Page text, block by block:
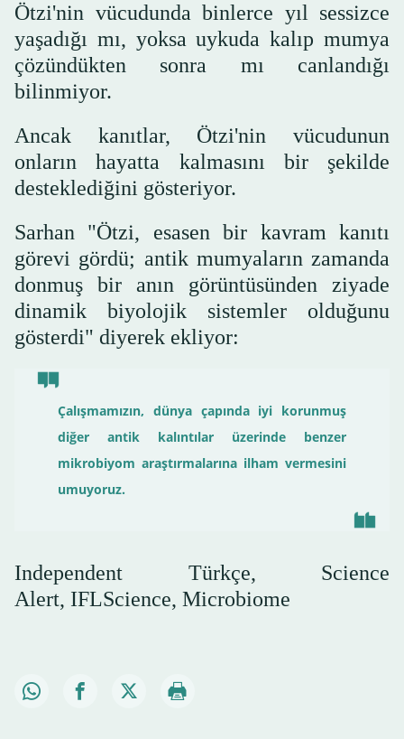
Ötzi'nin vücudunda binlerce yıl sessizce
yaşadığı mı, yoksa uykuda kalıp mumya
çözündükten sonra mı canlandığı
bilinmiyor.
Ancak kanıtlar, Ötzi'nin vücudunun
onların hayatta kalmasını bir şekilde
desteklediğini gösteriyor.
Sarhan "Ötzi, esasen bir kavram kanıtı
görevi gördü; antik mumyaların zamanda
donmuş bir anın görüntüsünden ziyade
dinamik biyolojik sistemler olduğunu
gösterdi" diyerek ekliyor:
Çalışmamızın, dünya çapında iyi korunmuş
diğer antik kalıntılar üzerinde benzer
mikrobiyom araştırmalarına ilham vermesini
umuyoruz.
Independent Türkçe, Science
Alert, IFLScience, Microbiome